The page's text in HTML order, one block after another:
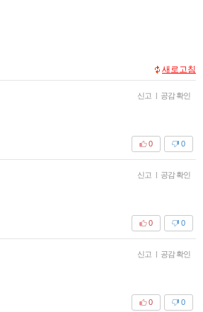
새로고침
신고 | 공감 확인
0
0
신고 | 공감 확인
0
0
신고 | 공감 확인
0
0